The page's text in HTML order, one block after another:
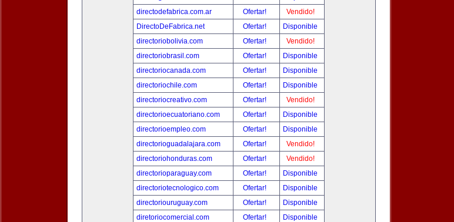
directodefabrica.com.ar
Ofertar!
Vendido!
DirectoDeFabrica.net
Ofertar!
Disponible
directoriobolivia.com
Ofertar!
Vendido!
directoriobrasil.com
Ofertar!
Disponible
directoriocanada.com
Ofertar!
Disponible
directoriochile.com
Ofertar!
Disponible
directoriocreativo.com
Ofertar!
Vendido!
directorioecuatoriano.com
Ofertar!
Disponible
directorioempleo.com
Ofertar!
Disponible
directorioguadalajara.com
Ofertar!
Vendido!
directoriohonduras.com
Ofertar!
Vendido!
directorioparaguay.com
Ofertar!
Disponible
directoriotecnologico.com
Ofertar!
Disponible
directoriouruguay.com
Ofertar!
Disponible
diretoriocomercial.com
Ofertar!
Disponible